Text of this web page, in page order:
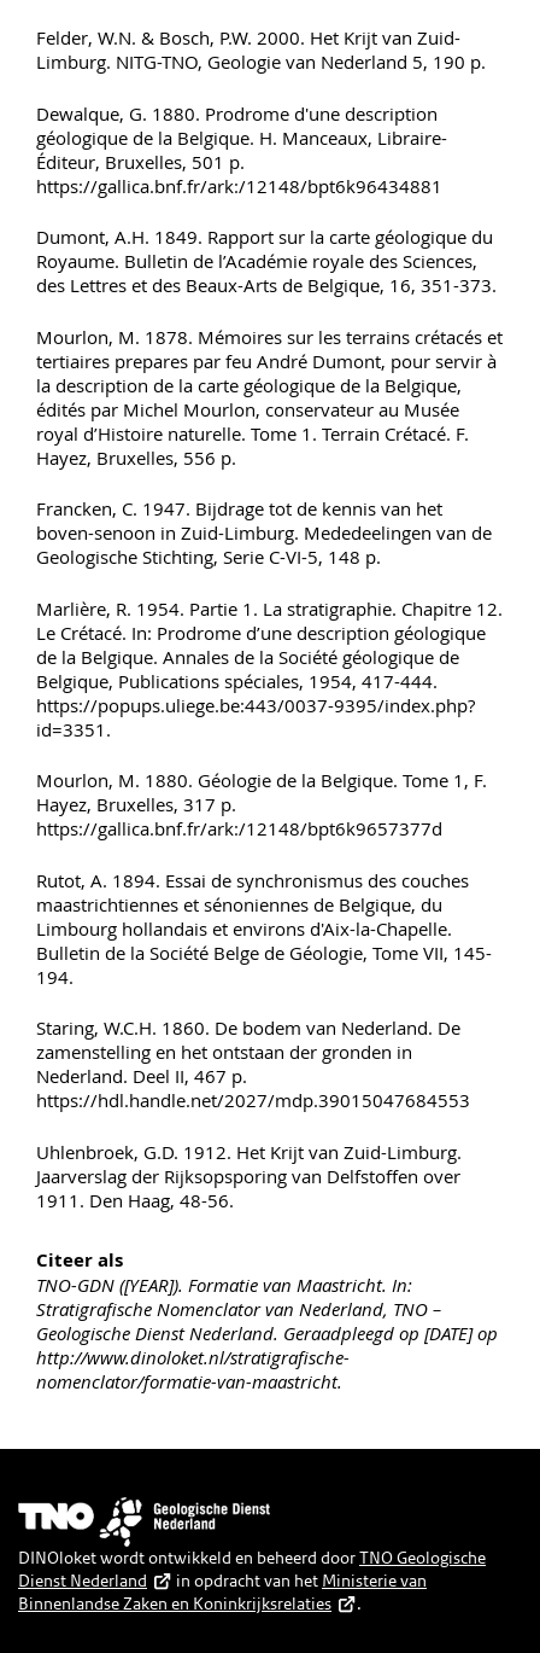
Felder, W.N. & Bosch, P.W. 2000. Het Krijt van Zuid-
Limburg. NITG-TNO, Geologie van Nederland 5, 190 p.
Dewalque, G. 1880. Prodrome d'une description
géologique de la Belgique. H. Manceaux, Libraire-
Éditeur, Bruxelles, 501 p.
https://gallica.bnf.fr/ark:/12148/bpt6k96434881
Dumont, A.H. 1849. Rapport sur la carte géologique du
Royaume. Bulletin de l’Académie royale des Sciences,
des Lettres et des Beaux-Arts de Belgique, 16, 351-373.
Mourlon, M. 1878. Mémoires sur les terrains crétacés et
tertiaires prepares par feu André Dumont, pour servir à
la description de la carte géologique de la Belgique,
édités par Michel Mourlon, conservateur au Musée
royal d’Histoire naturelle. Tome 1. Terrain Crétacé. F.
Hayez, Bruxelles, 556 p.
Francken, C. 1947. Bijdrage tot de kennis van het
boven-senoon in Zuid-Limburg. Mededeelingen van de
Geologische Stichting, Serie C-VI-5, 148 p.
Marlière, R. 1954. Partie 1. La stratigraphie. Chapitre 12.
Le Crétacé. In: Prodrome d’une description géologique
de la Belgique. Annales de la Société géologique de
Belgique, Publications spéciales, 1954, 417-444.
https://popups.uliege.be:443/0037-9395/index.php?
id=3351.
Mourlon, M. 1880. Géologie de la Belgique. Tome 1, F.
Hayez, Bruxelles, 317 p.
https://gallica.bnf.fr/ark:/12148/bpt6k9657377d
Rutot, A. 1894. Essai de synchronismus des couches
maastrichtiennes et sénoniennes de Belgique, du
Limbourg hollandais et environs d'Aix-la-Chapelle.
Bulletin de la Société Belge de Géologie, Tome VII, 145-
194.
Staring, W.C.H. 1860. De bodem van Nederland. De
zamenstelling en het ontstaan der gronden in
Nederland. Deel II, 467 p.
https://hdl.handle.net/2027/mdp.39015047684553
Uhlenbroek, G.D. 1912. Het Krijt van Zuid-Limburg.
Jaarverslag der Rijksopsporing van Delfstoffen over
1911. Den Haag, 48-56.
Citeer als
TNO-GDN ([YEAR]). Formatie van Maastricht. In:
Stratigrafische Nomenclator van Nederland, TNO –
Geologische Dienst Nederland. Geraadpleegd op [DATE] op
http://www.dinoloket.nl/stratigrafische-
nomenclator/formatie-van-maastricht.
Afbeelding
DINOloket wordt ontwikkeld en beheerd doorTNO Geologische
Dienst Nederland
in opdracht van het Ministerie van
Binnenlandse Zaken en Koninkrijksrelaties
.